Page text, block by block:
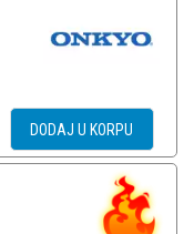
DODAJ U KORPU